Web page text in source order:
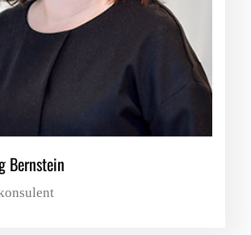
Bernstein